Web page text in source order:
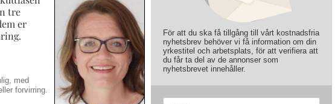
tre
er
med
forvirring.
För att du ska få tillgång till vårt kostnadsfria
nyhetsbrev behöver vi få information om din
yrkestitel och arbetsplats, för att verifiera att
du får ta del av de annonser som
nyhetsbrevet innehåller.